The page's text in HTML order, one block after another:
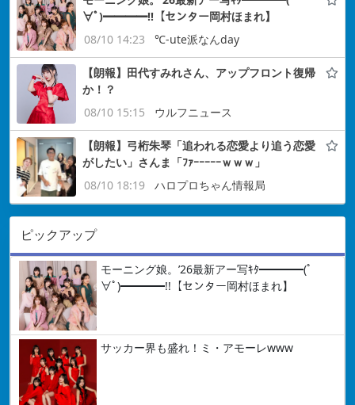
∀ﾟ)━━━━!!【センター岡村ほまれ】
08/10 14:23
℃-ute派なんday
【朗報】田代すみれさん、アップフロント復帰
か！？
08/10 15:15
ウルフニュース
【朗報】弓桁朱琴「追われる恋愛より追う恋愛
がしたい」さんま「ﾌｧｰｰｰｰｰｗｗｗ」
08/10 18:19
ハロプロちゃん情報局
ピックアップ
モーニング娘。’26最新アー写ｷﾀ━━━━(ﾟ
∀ﾟ)━━━━!!【センター岡村ほまれ】
サッカー界も盛れ！ミ・アモーレwww